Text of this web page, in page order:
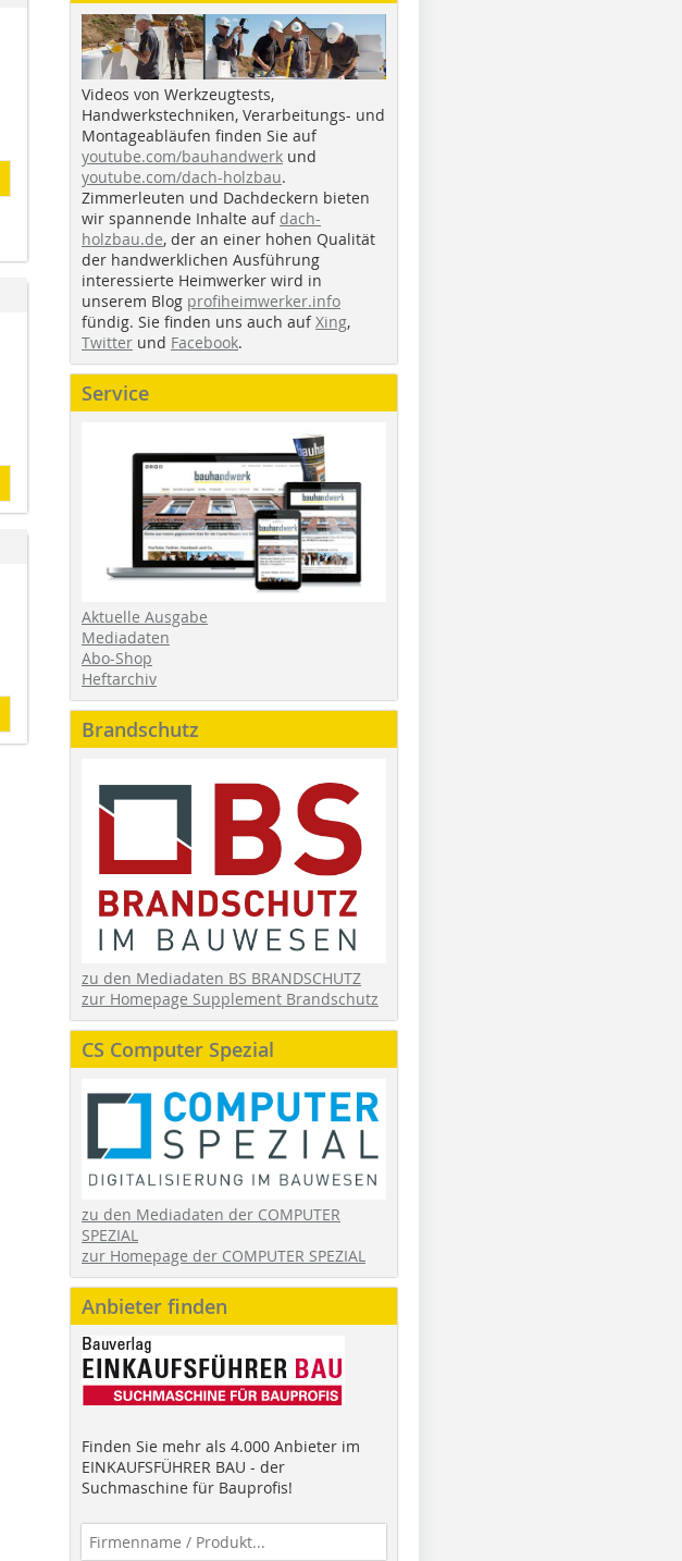
Videos von Werkzeugtests,
Handwerkstechniken, Verarbeitungs- und
Montageabläufen finden Sie auf
youtube.com/bauhandwerk und
youtube.com/dach-holzbau.
Zimmerleuten und Dachdeckern bieten
wir spannende Inhalte auf dach-
holzbau.de, der an einer hohen Qualität
der handwerklichen Ausführung
interessierte Heimwerker wird in
unserem Blog profiheimwerker.info
fündig. Sie finden uns auch aufXing,
Twitter und Facebook.
Service
Aktuelle Ausgabe
Mediadaten
Abo-Shop
Heftarchiv
Brandschutz
zu den Mediadaten BS BRANDSCHUTZ
zur Homepage Supplement Brandschutz
CS Computer Spezial
zu den Mediadaten der COMPUTER
SPEZIAL
zur Homepage der COMPUTER SPEZIAL
Anbieter finden
Finden Sie mehr als 4.000 Anbieter im
EINKAUFSFÜHRER BAU - der
Suchmaschine für Bauprofis!